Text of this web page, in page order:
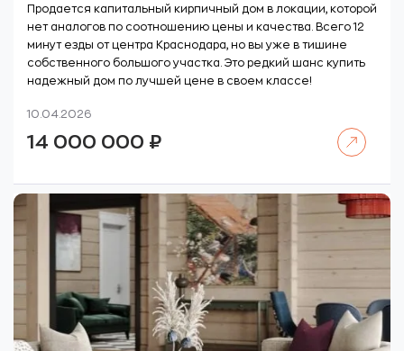
Продается капитальный кирпичный дом в локации, которой
нет аналогов по соотношению цены и качества. Всего 12
минут езды от центра Краснодара, но вы уже в тишине
собственного большого участка. Это редкий шанс купить
надежный дом по лучшей цене в своем классе!
10.04.2026
14 000 000 ₽